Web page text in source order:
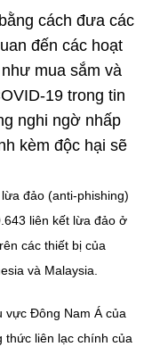
NGHỆ
Góp ý
cách đưa các
đến các hoạt
mua sắm và
19 trong tin
nghi ngờ nhấp
kèm độc hại sẽ
đảo (anti-phishing)
liên kết lừa đảo ở
các thiết bị của
và Malaysia.
vực Đông Nam Á của
thức liên lạc chính của